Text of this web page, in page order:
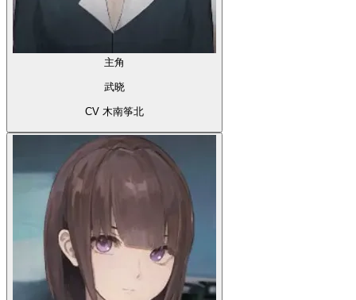
主角
武晓
CV 木南筝北